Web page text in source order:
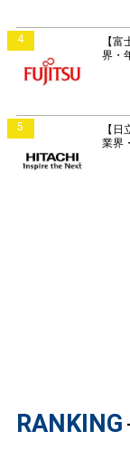
4
【
界・
5
【
業界
RANKING